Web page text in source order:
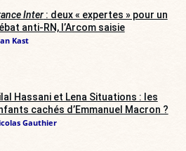
Inter: deux « expertes » pour un
anti-RN, l’Arcom saisie
Kast
Hassani et Lena Situations : les
cachés d’Emmanuel Macron ?
Gauthier